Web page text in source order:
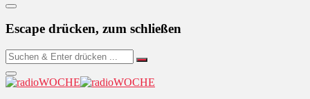
Escape drücken, zum schließen